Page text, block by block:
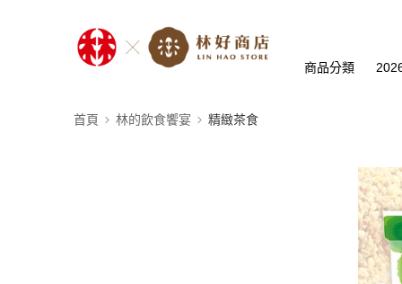
商品分類
首頁 林的飲食饗宴 精緻茶食